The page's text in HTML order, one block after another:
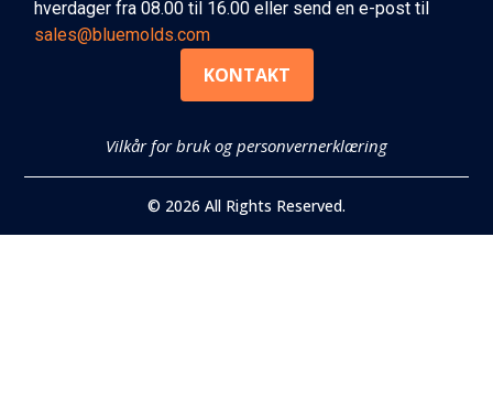
hverdager fra 08.00 til 16.00 eller send en e-post til
sales@bluemolds.com
KONTAKT
Vilkår for bruk og personvernerklæring
© 2026 All Rights Reserved.